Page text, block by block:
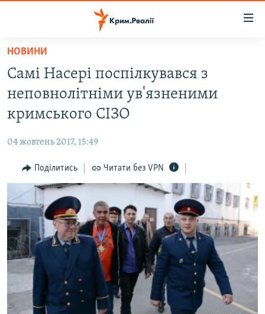
Перейти
основного
матеріалу
до
основної
Перейти
до
пошуку
БЛОГИ
ПОГЛЯД
ІНТЕРВ'Ю
ВСЕ ЗА ДЕНЬ
СПЕЦПРОЕКТИ
ДЕПОРТАЦІЯ
ВІДЕОУРОКИ «ELIFBE»
СВІДЧЕННЯ ОКУПАЦІЇ
ЯК ОБІЙТИ БЛОКУВАННЯ
Русский
Qırımtatar
НОВИНИ
Самі Насері поспілкувався з
неповнолітніми ув'язненими
кримського СІЗО
04 жовтень 2017, 15:49
Поділитись Читати без VPN